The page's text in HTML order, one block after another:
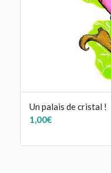
Un palais de cristal !
1,00€